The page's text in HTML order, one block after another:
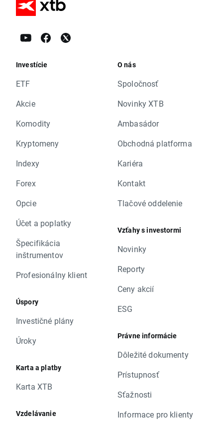
Investície
ETF
Akcie
Komodity
Kryptomeny
Indexy
Forex
Opcie
Účet a poplatky
Špecifikácia
inštrumentov
Profesionálny klient
Úspory
Investičné plány
Úroky
Karta a platby
Karta XTB
Vzdelávanie
O nás
Spoločnosť
Novinky XTB
Ambasádor
Obchodná platforma
Kariéra
Kontakt
Tlačové oddelenie
Vzťahy s investormi
Novinky
Reporty
Ceny akcií
ESG
Právne informácie
Dôležité dokumenty
Prístupnosť
Sťažnosti
Informace pro klienty